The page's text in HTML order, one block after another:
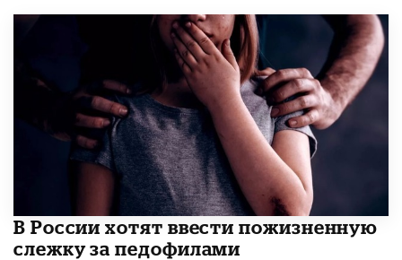
В России хотят ввести пожизненную
слежку за педофилами